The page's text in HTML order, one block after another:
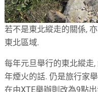
若不是東北縱走的關係,
東北區域.
每年元旦舉行的東北縱走
年煙火的話. 仍是旅行家
在由XTE舉辦則改為9點